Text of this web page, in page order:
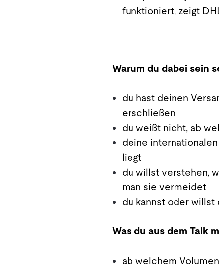
funktioniert, zeigt
Warum du dabei sein
du hast deinen
erschließen
du weißt nicht, ab
deine
liegt
du willst verstehen,
man sie vermeidet
du kannst oder willst
Was du aus dem Talk
ab welchem